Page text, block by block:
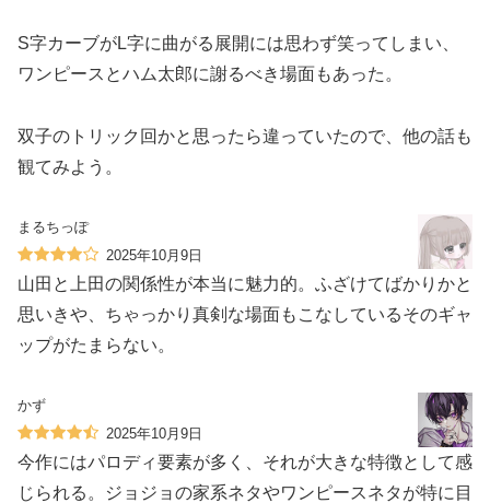
S字カーブがL字に曲がる展開には思わず笑ってしまい、
ワンピースとハム太郎に謝るべき場面もあった。
双子のトリック回かと思ったら違っていたので、他の話も
観てみよう。
まるちっぽ
2025年10月9日
山田と上田の関係性が本当に魅力的。ふざけてばかりかと
思いきや、ちゃっかり真剣な場面もこなしているそのギャ
ップがたまらない。
かず
2025年10月9日
今作にはパロディ要素が多く、それが大きな特徴として感
じられる。ジョジョの家系ネタやワンピースネタが特に目